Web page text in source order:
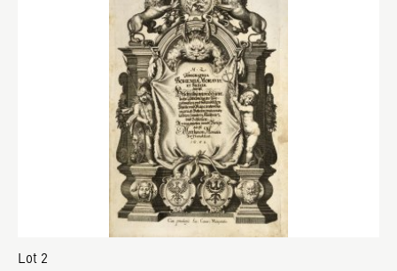
Lot 2